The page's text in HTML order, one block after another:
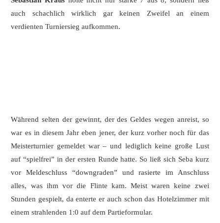
auch schachlich wirklich gar keinen Zweifel an einem
verdienten Turniersieg aufkommen.
Während selten der gewinnt, der des Geldes wegen anreist, so
war es in diesem Jahr eben jener, der kurz vorher noch für das
Meisterturnier gemeldet war – und lediglich keine große Lust
auf “spielfrei” in der ersten Runde hatte. So ließ sich Seba kurz
vor Meldeschluss “downgraden” und rasierte im Anschluss
alles, was ihm vor die Flinte kam. Meist waren keine zwei
Stunden gespielt, da enterte er auch schon das Hotelzimmer mit
einem strahlenden 1:0 auf dem Partieformular.